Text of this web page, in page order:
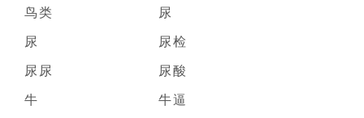
鸟类
尿
尿
尿检
尿尿
尿酸
牛
牛逼